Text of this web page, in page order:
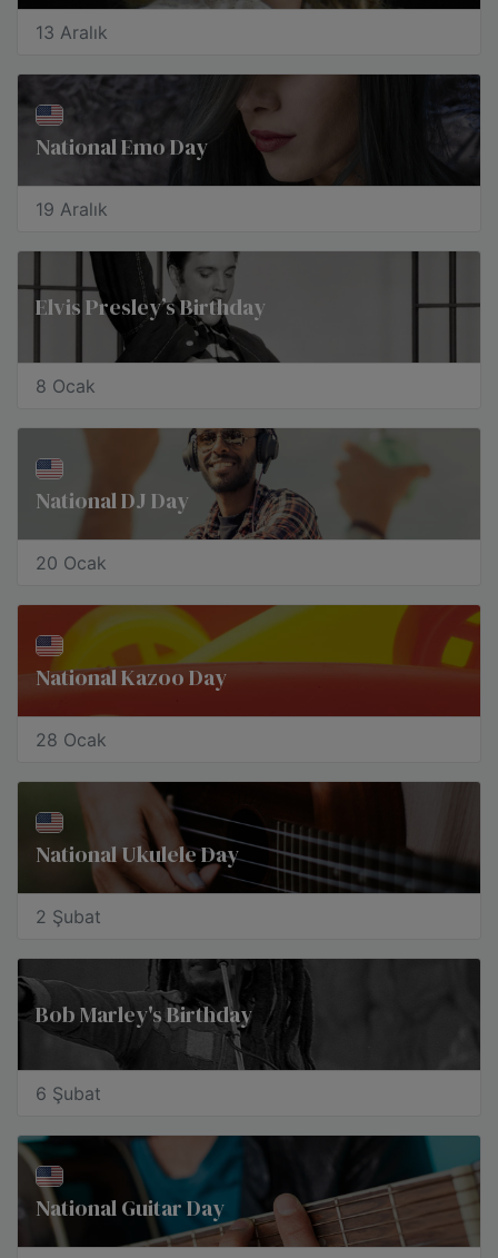
13 Aralık
National Emo Day
19 Aralık
Elvis Presley’s Birthday
8 Ocak
National DJ Day
20 Ocak
National Kazoo Day
28 Ocak
National Ukulele Day
2 Şubat
Bob Marley's Birthday
6 Şubat
National Guitar Day